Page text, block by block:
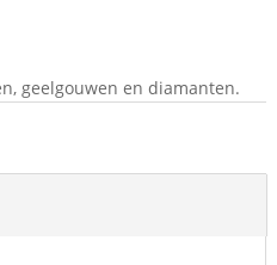
geelgouwen en diamanten.